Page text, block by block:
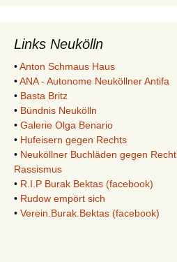
Links Neukölln
•Anton Schmaus Haus
•ANA - Autonome Neuköllner Antifa
• Basta Britz
• Bündnis Neukölln
• Galerie Olga Benario
• Hufeisern gegen Rechts
• Neuköllner Buchläden gegen
Rassismus
• R.I.P Burak Bektas (facebook)
• Rudow empört sich
• Verein.Burak.Bektas (facebook)